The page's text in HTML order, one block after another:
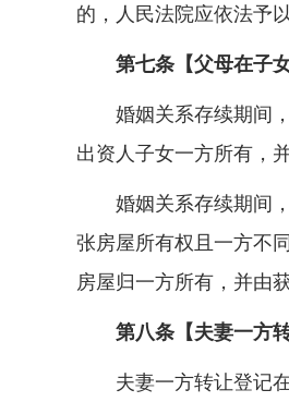
的，人民法院应依法予以
第七条【父母在子
婚姻关系存续期间，
出资人子女一方所有，
婚姻关系存续期间，
张房屋所有权且一方不
房屋归一方所有，并由
第八条【夫妻一方
夫妻一方转让登记在